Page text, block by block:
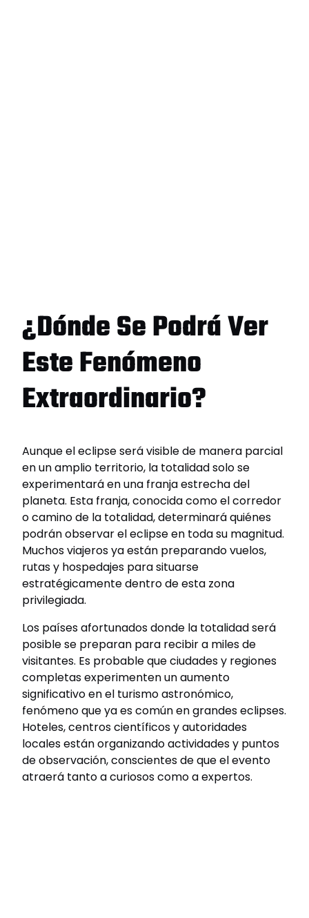
¿Dónde Se Podrá Ver
Este Fenómeno
Extraordinario?
Aunque el eclipse será visible de manera parcial
en un amplio territorio, la totalidad solo se
experimentará en una franja estrecha del
planeta. Esta franja, conocida como el corredor
o camino de la totalidad, determinará quiénes
podrán observar el eclipse en toda su magnitud.
Muchos viajeros ya están preparando vuelos,
rutas y hospedajes para situarse
estratégicamente dentro de esta zona
privilegiada.
Los países afortunados donde la totalidad será
posible se preparan para recibir a miles de
visitantes. Es probable que ciudades y regiones
completas experimenten un aumento
significativo en el turismo astronómico,
fenómeno que ya es común en grandes eclipses.
Hoteles, centros científicos y autoridades
locales están organizando actividades y puntos
de observación, conscientes de que el evento
atraerá tanto a curiosos como a expertos.